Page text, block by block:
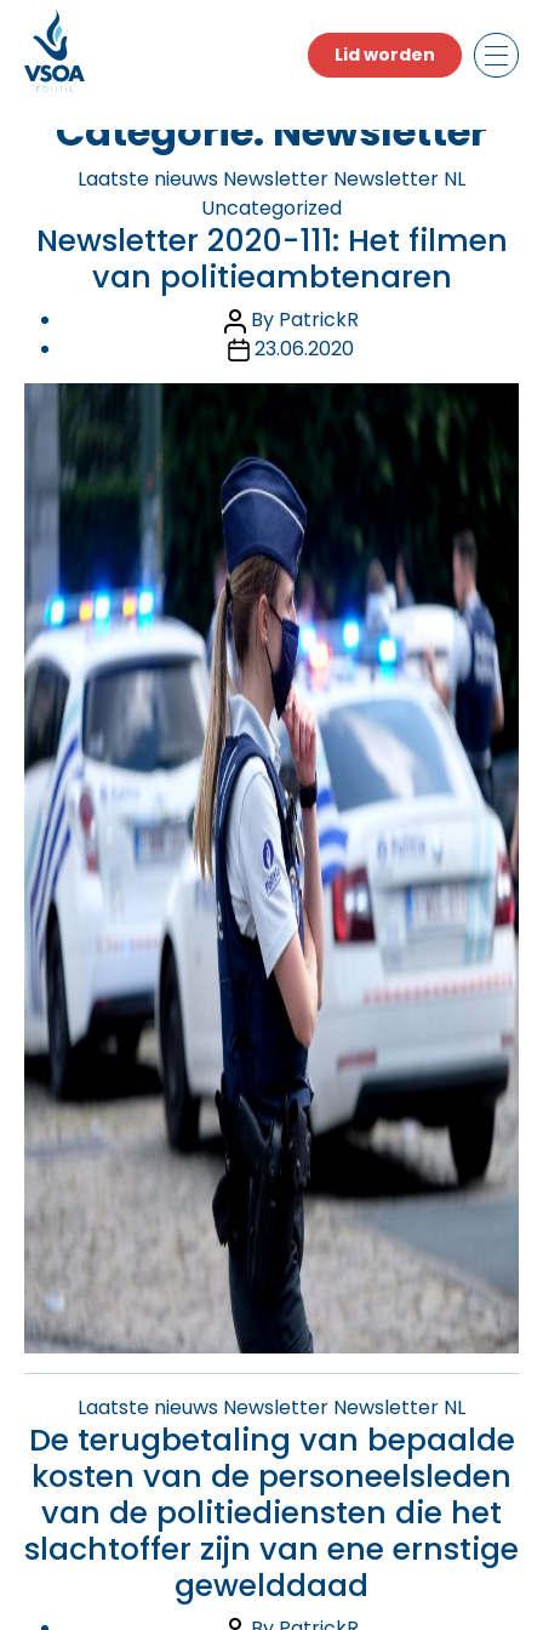
the
content
Lid worden
Categorie: Newsletter
Categories
Laatste nieuws Newsletter Newsletter NL
Uncategorized
Newsletter 2020-111: Het filmen
van politieambtenaren
Post
author
By PatrickR
Post
date
23.06.2020
Categories
Laatste nieuws Newsletter Newsletter NL
De terugbetaling van bepaalde
kosten van de personeelsleden
van de politiediensten die het
slachtoffer zijn van ene ernstige
gewelddaad